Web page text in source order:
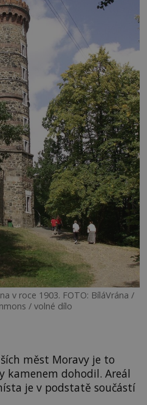
v roce 1903. FOTO: BíláVrána /
/ volné dílo
měst Moravy je to
kamenem dohodil. Areál
je v podstatě součástí